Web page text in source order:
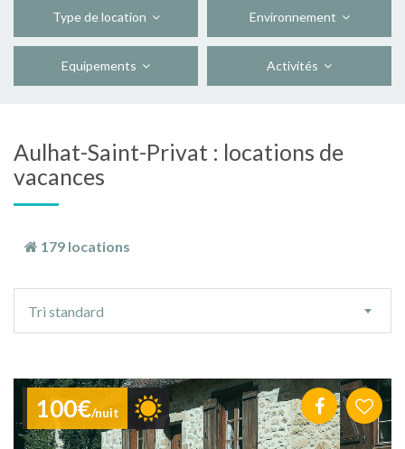
Type de location Environnement
Equipements Activités
Aulhat-Saint-Privat : locations de
vacances
179 locations
tri
Tri standard
100€/nuit